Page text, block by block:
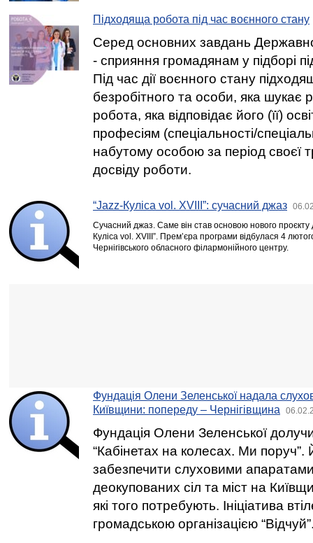
Підходяща робота під час воєнного стану
Серед основних завдань
- сприяння громадянам у підборі
Під час дії воєнного стану
безробітного та особи, яка шукає
робота, яка відповідає його (її)
професіям (спеціальності/
набутому особою за період своєї
досвіду роботи.
“Jazz-Куліса vol. XVIII”: сучасний джаз
Сучасний джаз. Саме він став основою нового проєкту
Куліса vol. XVIII”. Прем’єра програми відбулася 4
Чернігівського обласного філармонійного центру.
Фундація Олени Зеленської надала
Київщини: попереду – Чернігівщина
Фундація Олени Зеленської
“Кабінетах на колесах. Ми поруч”.
забезпечити слуховими
деокупованих сіл та міст на
які того потребують. Ініціатива
громадською організацією